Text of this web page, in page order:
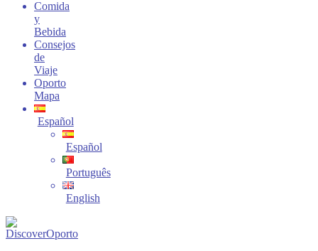
Comida
y
Bebida
Consejos
de
Viaje
Oporto
Mapa
Español
Español
Português
English